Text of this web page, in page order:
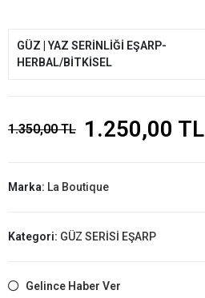
GÜZ | YAZ SERİNLİĞİ EŞARP-
HERBAL/BİTKİSEL
1.350,00 TL 1.250,00 TL
Marka: La Boutique
Kategori: GÜZ SERİSİ EŞARP
Gelince Haber Ver